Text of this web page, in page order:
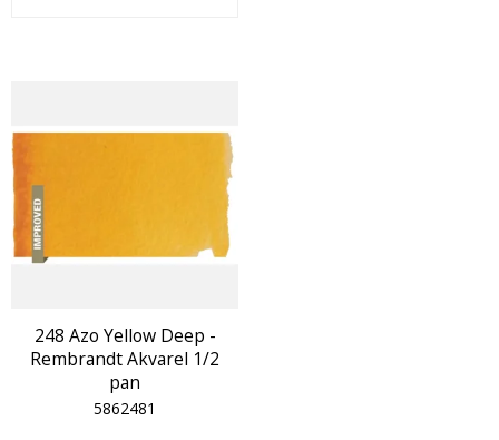
248 Azo Yellow Deep -
Rembrandt Akvarel 1/2
pan
5862481